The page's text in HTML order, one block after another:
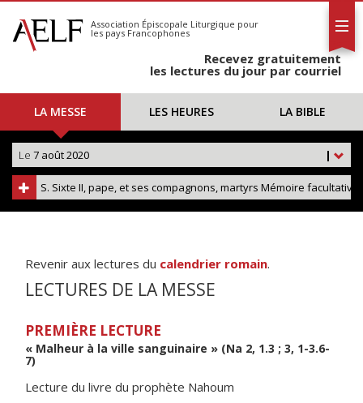
S'abonner
Calendrier
Association Épiscopale Liturgique pour
les pays Francophones
Recevez gratuitement
les lectures du jour par courriel
LA MESSE LES HEURES LA BIBLE
|
Le 7 août 2020
S. Sixte II, pape, et ses compagnons, martyrs Mémoire facultative
Revenir aux lectures du calendrier romain.
LECTURES DE LA MESSE
PREMIÈRE LECTURE
« Malheur à la ville sanguinaire » (Na 2, 1.3 ; 3, 1-3.6-
7)
Lecture du livre du prophète Nahoum